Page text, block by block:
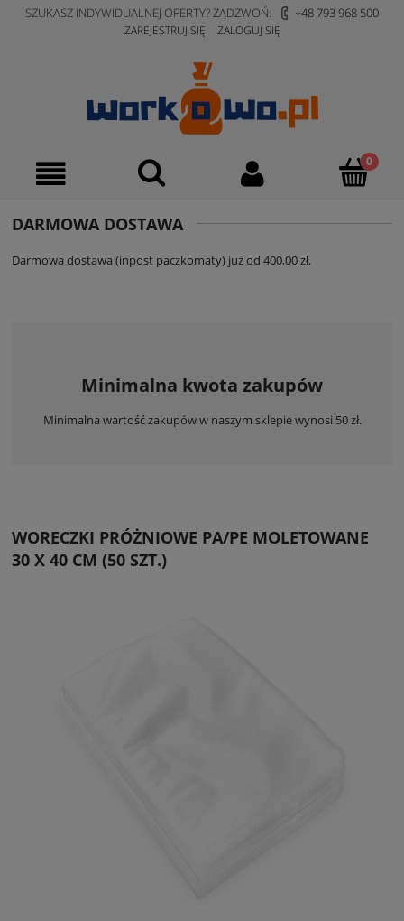
SZUKASZ INDYWIDUALNEJ OFERTY? ZADZWOŃ: +48 793 968 500
ZAREJESTRUJ SIĘ ZALOGUJ SIĘ
DARMOWA DOSTAWA
Darmowa dostawa (inpost paczkomaty) już od 400,00 zł.
Minimalna kwota zakupów
Minimalna wartość zakupów w naszym sklepie wynosi 50 zł.
WORECZKI PRÓŻNIOWE PA/PE MOLETOWANE
30 X 40 CM (50 SZT.)